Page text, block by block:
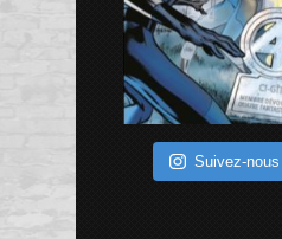
Suivez-